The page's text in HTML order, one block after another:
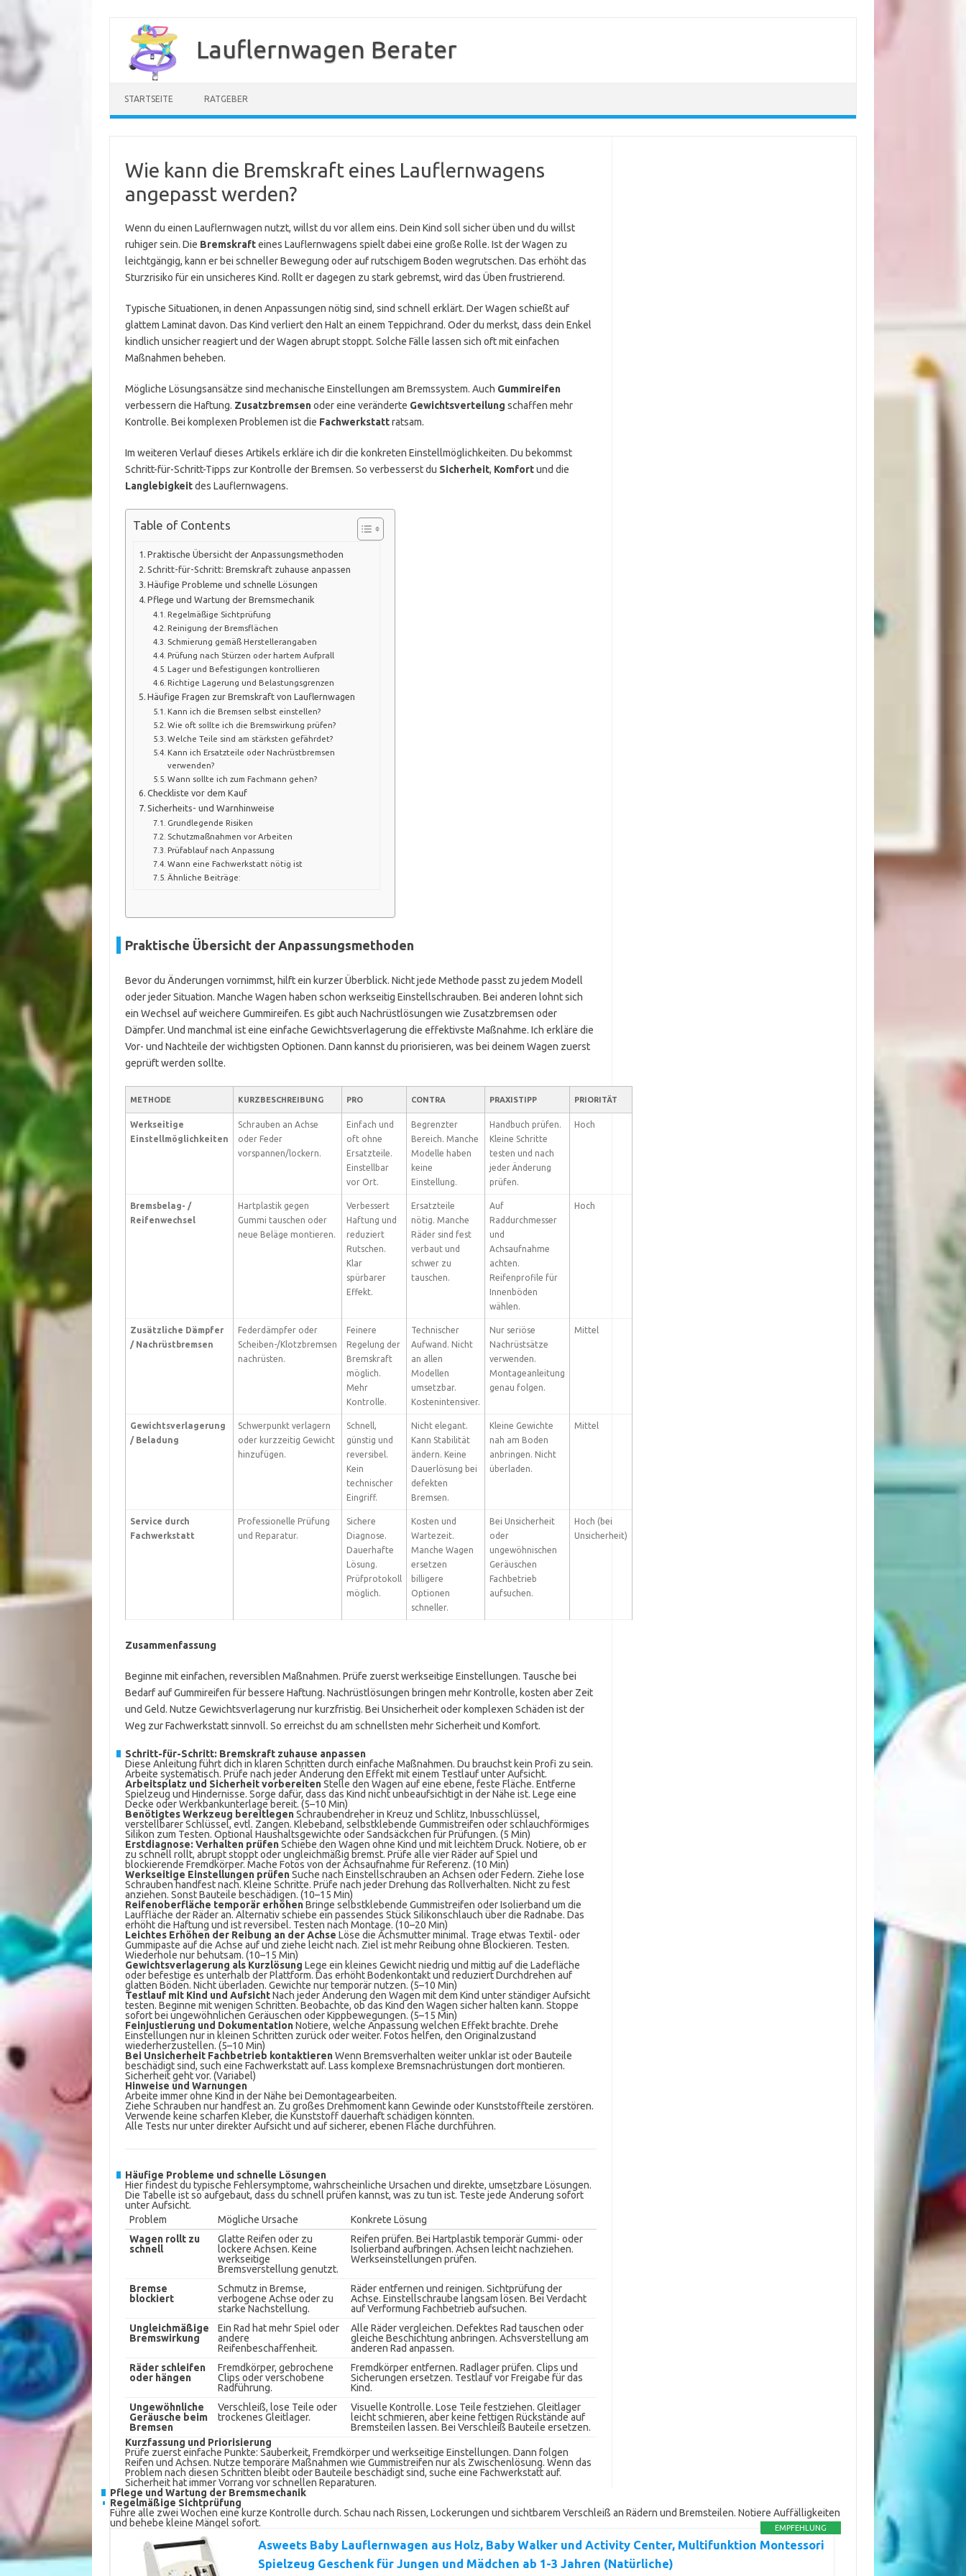
springen
Lauflernwagen Berater
STARTSEITE RATGEBER
Wie kann die Bremskraft eines Lauflernwagens
angepasst werden?
Wenn du einen Lauflernwagen nutzt, willst du vor allem eins. Dein Kind soll sicher üben und du willst
ruhiger sein. Die Bremskrafteines Lauflernwagens spielt dabei eine große Rolle. Ist der Wagen zu
leichtgängig, kann er bei schneller Bewegung oder auf rutschigem Boden wegrutschen. Das erhöht das
Sturzrisiko für ein unsicheres Kind. Rollt er dagegen zu stark gebremst, wird das Üben frustrierend.
Typische Situationen, in denen Anpassungen nötig sind, sind schnell erklärt. Der Wagen schießt auf
glattem Laminat davon. Das Kind verliert den Halt an einem Teppichrand. Oder du merkst, dass dein Enkel
kindlich unsicher reagiert und der Wagen abrupt stoppt. Solche Fälle lassen sich oft mit einfachen
Maßnahmen beheben.
Mögliche Lösungsansätze sind mechanische Einstellungen am Bremssystem. Auch Gummireifen
verbessern die Haftung. Zusatzbremsenoder eine veränderte Gewichtsverteilung schaffen mehr
Kontrolle. Bei komplexen Problemen ist die Fachwerkstattratsam.
Im weiteren Verlauf dieses Artikels erkläre ich dir die konkreten Einstellmöglichkeiten. Du bekommst
Schritt-für-Schritt-Tipps zur Kontrolle der Bremsen. So verbesserst du Sicherheit, Komfortund die
Langlebigkeitdes Lauflernwagens.
Table of Contents
Praktische Übersicht der Anpassungsmethoden
Schritt-für-Schritt: Bremskraft zuhause anpassen
Häufige Probleme und schnelle Lösungen
Pflege und Wartung der Bremsmechanik
Regelmäßige Sichtprüfung
Reinigung der Bremsflächen
Schmierung gemäß Herstellerangaben
Prüfung nach Stürzen oder hartem Aufprall
Lager und Befestigungen kontrollieren
Richtige Lagerung und Belastungsgrenzen
Häufige Fragen zur Bremskraft von Lauflernwagen
Kann ich die Bremsen selbst einstellen?
Wie oft sollte ich die Bremswirkung prüfen?
Welche Teile sind am stärksten gefährdet?
Kann ich Ersatzteile oder Nachrüstbremsen
verwenden?
Wann sollte ich zum Fachmann gehen?
Checkliste vor dem Kauf
Sicherheits- und Warnhinweise
Grundlegende Risiken
Schutzmaßnahmen vor Arbeiten
Prüfablauf nach Anpassung
Wann eine Fachwerkstatt nötig ist
Ähnliche Beiträge:
Praktische Übersicht der Anpassungsmethoden
Bevor du Änderungen vornimmst, hilft ein kurzer Überblick. Nicht jede Methode passt zu jedem Modell
oder jeder Situation. Manche Wagen haben schon werkseitig Einstellschrauben. Bei anderen lohnt sich
ein Wechsel auf weichere Gummireifen. Es gibt auch Nachrüstlösungen wie Zusatzbremsen oder
Dämpfer. Und manchmal ist eine einfache Gewichtsverlagerung die effektivste Maßnahme. Ich erkläre die
Vor- und Nachteile der wichtigsten Optionen. Dann kannst du priorisieren, was bei deinem Wagen zuerst
geprüft werden sollte.
METHODE KURZBESCHREIBUNG PRO CONTRA PRAXISTIPP PRIORITÄT
Werkseitige
Einstellmöglichkeiten
Schrauben an Achse
oder Feder
vorspannen/lockern.
Einfach und
oft ohne
Ersatzteile.
Einstellbar
vor Ort.
Begrenzter
Bereich. Manche
Modelle haben
keine
Einstellung.
Handbuch prüfen.
Kleine Schritte
testen und nach
jeder Änderung
prüfen.
Hoch
Bremsbelag- /
Reifenwechsel
Hartplastik gegen
Gummi tauschen oder
neue Beläge montieren.
Verbessert
Haftung und
reduziert
Rutschen.
Klar
spürbarer
Effekt.
Ersatzteile
nötig. Manche
Räder sind fest
verbaut und
schwer zu
tauschen.
Auf
Raddurchmesser
und
Achsaufnahme
achten.
Reifenprofile für
Innenböden
wählen.
Hoch
Zusätzliche Dämpfer
/ Nachrüstbremsen
Federdämpfer oder
Scheiben-/Klotzbremsen
nachrüsten.
Feinere
Regelung der
Bremskraft
möglich.
Mehr
Kontrolle.
Technischer
Aufwand. Nicht
an allen
Modellen
umsetzbar.
Kostenintensiver.
Nur seriöse
Nachrüstsätze
verwenden.
Montageanleitung
genau folgen.
Mittel
Gewichtsverlagerung
/ Beladung
Schwerpunkt verlagern
oder kurzzeitig Gewicht
hinzufügen.
Schnell,
günstig und
reversibel.
Kein
technischer
Eingriff.
Nicht elegant.
Kann Stabilität
ändern. Keine
Dauerlösung bei
defekten
Bremsen.
Kleine Gewichte
nah am Boden
anbringen. Nicht
überladen.
Mittel
Service durch
Fachwerkstatt
Professionelle Prüfung
und Reparatur.
Sichere
Diagnose.
Dauerhafte
Lösung.
Prüfprotokoll
möglich.
Kosten und
Wartezeit.
Manche Wagen
ersetzen
billigere
Optionen
schneller.
Bei Unsicherheit
oder
ungewöhnischen
Geräuschen
Fachbetrieb
aufsuchen.
Hoch (bei
Unsicherheit)
Zusammenfassung
Beginne mit einfachen, reversiblen Maßnahmen. Prüfe zuerst werkseitige Einstellungen. Tausche bei
Bedarf auf Gummireifen für bessere Haftung. Nachrüstlösungen bringen mehr Kontrolle, kosten aber Zeit
und Geld. Nutze Gewichtsverlagerung nur kurzfristig. Bei Unsicherheit oder komplexen Schäden ist der
Weg zur Fachwerkstatt sinnvoll. So erreichst du am schnellsten mehr Sicherheit und Komfort.
Schritt-für-Schritt: Bremskraft zuhause anpassen
Diese Anleitung führt dich in klaren Schritten durch einfache Maßnahmen. Du brauchst kein Profi zu sein.
Arbeite systematisch. Prüfe nach jeder Änderung den Effekt mit einem Testlauf unter Aufsicht.
Arbeitsplatz und Sicherheit vorbereitenStelle den Wagen auf eine ebene, feste Fläche. Entferne
Spielzeug und Hindernisse. Sorge dafür, dass das Kind nicht unbeaufsichtigt in der Nähe ist. Lege eine
Decke oder Werkbankunterlage bereit. (5–10 Min)
Benötigtes Werkzeug bereitlegenSchraubendreher in Kreuz und Schlitz, Inbusschlüssel,
verstellbarer Schlüssel, evtl. Zangen. Klebeband, selbstklebende Gummistreifen oder schlauchförmiges
Silikon zum Testen. Optional Haushaltsgewichte oder Sandsäckchen für Prüfungen. (5 Min)
Erstdiagnose: Verhalten prüfenSchiebe den Wagen ohne Kind und mit leichtem Druck. Notiere, ob er
zu schnell rollt, abrupt stoppt oder ungleichmäßig bremst. Prüfe alle vier Räder auf Spiel und
blockierende Fremdkörper. Mache Fotos von der Achsaufnahme für Referenz. (10 Min)
Werkseitige Einstellungen prüfenSuche nach Einstellschrauben an Achsen oder Federn. Ziehe lose
Schrauben handfest nach. Kleine Schritte. Prüfe nach jeder Drehung das Rollverhalten. Nicht zu fest
anziehen. Sonst Bauteile beschädigen. (10–15 Min)
Reifenoberfläche temporär erhöhenBringe selbstklebende Gummistreifen oder Isolierband um die
Lauffläche der Räder an. Alternativ schiebe ein passendes Stück Silikonschlauch über die Radnabe. Das
erhöht die Haftung und ist reversibel. Testen nach Montage. (10–20 Min)
Leichtes Erhöhen der Reibung an der Achse Löse die Achsmutter minimal. Trage etwas Textil- oder
Gummipaste auf die Achse auf und ziehe leicht nach. Ziel ist mehr Reibung ohne Blockieren. Testen.
Wiederhole nur behutsam. (10–15 Min)
Gewichtsverlagerung als Kurzlösung Lege ein kleines Gewicht niedrig und mittig auf die Ladefläche
oder befestige es unterhalb der Plattform. Das erhöht Bodenkontakt und reduziert Durchdrehen auf
glatten Böden. Nicht überladen. Gewichte nur temporär nutzen. (5–10 Min)
Testlauf mit Kind und AufsichtNach jeder Änderung den Wagen mit dem Kind unter ständiger Aufsicht
testen. Beginne mit wenigen Schritten. Beobachte, ob das Kind den Wagen sicher halten kann. Stoppe
sofort bei ungewöhnlichen Geräuschen oder Kippbewegungen. (5–15 Min)
Feinjustierung und DokumentationNotiere, welche Anpassung welchen Effekt brachte. Drehe
Einstellungen nur in kleinen Schritten zurück oder weiter. Fotos helfen, den Originalzustand
wiederherzustellen. (5–10 Min)
Bei Unsicherheit Fachbetrieb kontaktierenWenn Bremsverhalten weiter unklar ist oder Bauteile
beschädigt sind, such eine Fachwerkstatt auf. Lass komplexe Bremsnachrüstungen dort montieren.
Sicherheit geht vor. (Variabel)
Hinweise und Warnungen
Arbeite immer ohne Kind in der Nähe bei Demontagearbeiten.
Ziehe Schrauben nur handfest an. Zu großes Drehmoment kann Gewinde oder Kunststoffteile zerstören.
Verwende keine scharfen Kleber, die Kunststoff dauerhaft schädigen könnten.
Alle Tests nur unter direkter Aufsicht und auf sicherer, ebenen Fläche durchführen.
Häufige Probleme und schnelle Lösungen
Hier findest du typische Fehlersymptome, wahrscheinliche Ursachen und direkte, umsetzbare Lösungen.
Die Tabelle ist so aufgebaut, dass du schnell prüfen kannst, was zu tun ist. Teste jede Änderung sofort
unter Aufsicht.
Problem
Mögliche Ursache
Konkrete Lösung
Wagen rollt zu
schnell
Glatte Reifen oder zu
lockere Achsen. Keine
werkseitige
Bremsverstellung genutzt.
Reifen prüfen. Bei Hartplastik temporär Gummi- oder
Isolierband aufbringen. Achsen leicht nachziehen.
Werkseinstellungen prüfen.
Bremse
blockiert
Schmutz in Bremse,
verbogene Achse oder zu
starke Nachstellung.
Räder entfernen und reinigen. Sichtprüfung der
Achse. Einstellschraube langsam lösen. Bei Verdacht
auf Verformung Fachbetrieb aufsuchen.
Ungleichmäßige
Bremswirkung
Ein Rad hat mehr Spiel oder
andere
Reifenbeschaffenheit.
Alle Räder vergleichen. Defektes Rad tauschen oder
gleiche Beschichtung anbringen. Achsverstellung am
anderen Rad anpassen.
Räder schleifen
oder hängen
Fremdkörper, gebrochene
Clips oder verschobene
Radführung.
Fremdkörper entfernen. Radlager prüfen. Clips und
Sicherungen ersetzen. Testlauf vor Freigabe für das
Kind.
Ungewöhnliche
Geräusche beim
Bremsen
Verschleiß, lose Teile oder
trockenes Gleitlager.
Visuelle Kontrolle. Lose Teile festziehen. Gleitlager
leicht schmieren, aber keine fettigen Rückstände auf
Bremsteilen lassen. Bei Verschleiß Bauteile ersetzen.
Kurzfassung und Priorisierung
Prüfe zuerst einfache Punkte: Sauberkeit, Fremdkörper und werkseitige Einstellungen. Dann folgen
Reifen und Achsen. Nutze temporäre Maßnahmen wie Gummistreifen nur als Zwischenlösung. Wenn das
Problem nach diesen Schritten bleibt oder Bauteile beschädigt sind, suche eine Fachwerkstatt auf.
Sicherheit hat immer Vorrang vor schnellen Reparaturen.
Pflege und Wartung der Bremsmechanik
Regelmäßige Sichtprüfung
Führe alle zwei Wochen eine kurze Kontrolle durch. Schau nach Rissen, Lockerungen und sichtbarem Verschleiß an Rädern und Bremsteilen. Notiere Auffälligkeiten
und behebe kleine Mängel sofort.
EMPFEHLUNG
Asweets Baby Lauflernwagen aus Holz, Baby Walker und Activity Center, Multifunktion Montessori
Spielzeug Geschenk für Jungen und Mädchen ab 1-3 Jahren (Natürliche)